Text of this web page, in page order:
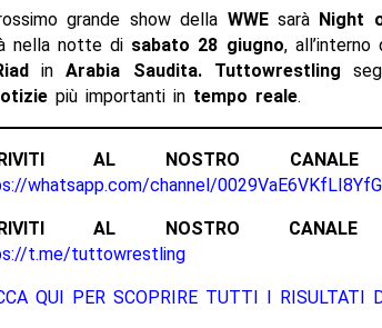
grande show della WWEsarà Night
nella notte di sabato 28 giugno, all’interno
in Arabia Saudita.Tuttowrestling
più importanti in tempo reale.
AL NOSTRO CANALE
whatsapp.com/channel/
AL NOSTRO CANALE
t.me/tuttowrestling
QUI PER SCOPRIRE TUTTI I RISULTATI